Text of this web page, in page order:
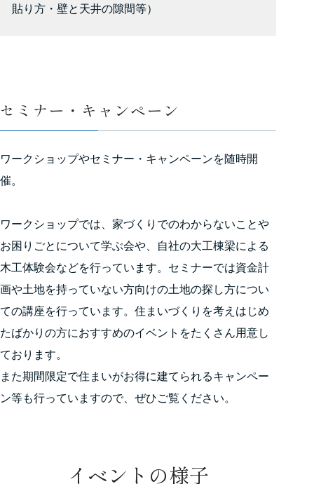
貼り方・壁と天井の隙間等）
セミナー・キャンペーン
ワークショップやセミナー・キャンペーンを随時開
催。
ワークショップでは、家づくりでのわからないことや
お困りごとについて学ぶ会や、自社の大工棟梁による
木工体験会などを行っています。セミナーでは資金計
画や土地を持っていない方向けの土地の探し方につい
ての講座を行っています。住まいづくりを考えはじめ
たばかりの方におすすめのイベントをたくさん用意し
ております。
また期間限定で住まいがお得に建てられるキャンペー
ン等も行っていますので、ぜひご覧ください。
イベントの様子